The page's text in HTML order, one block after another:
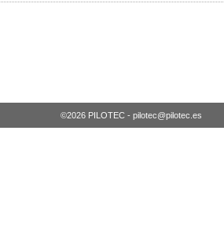
©2026 PILOTEC - pilotec@pilotec.es